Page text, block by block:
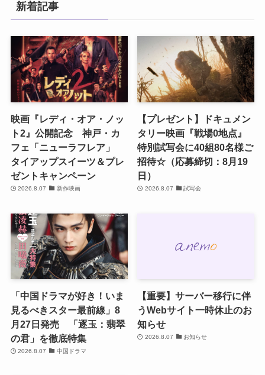
新着記事
映画『レディ・オア・ノッ
ト2』公開記念 神戸・カ
フェ「ニューラフレア」
タイアップスイーツ＆プレ
ゼントキャンペーン
2026.8.07 新作映画
【プレゼント】ドキュメン
タリー映画『戦場0地点』
特別試写会に40組80名様ご
招待☆（応募締切：8月19
日）
2026.8.07 試写会
「中国ドラマが好き！いま
見るべきスター最前線」8
月27日発売 「逐玉：翡翠
の君」を徹底特集
2026.8.07 中国ドラマ
【重要】サーバー移行に伴
うWebサイト一時休止のお
知らせ
2026.8.07 お知らせ